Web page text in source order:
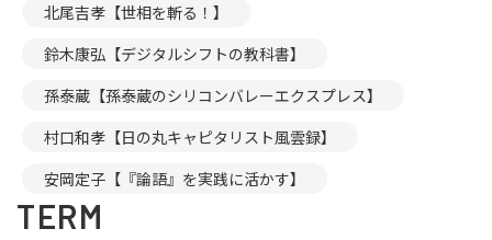
北尾吉孝【世相を斬る！】
鈴木康弘【デジタルシフトの教科書】
孫泰蔵【孫泰蔵のシリコンバレーエクスプレス】
村口和孝【日の丸キャピタリスト風雲録】
安岡定子【『論語』を実践に活かす】
TERM